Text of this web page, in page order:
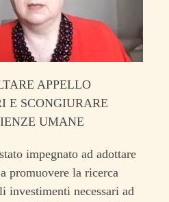
APPELLO
E SCONGIURARE
UMANE
impegnato ad adottare
promuovere la ricerca
investimenti necessari ad